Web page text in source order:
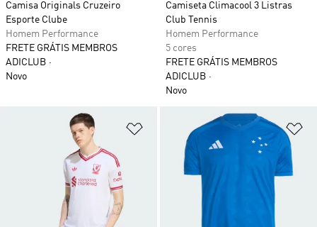
Camisa Originals Cruzeiro
Esporte Clube
Homem Performance
FRETE GRÁTIS MEMBROS
ADICLUB
Novo
Camiseta Climacool 3 Listras
Club Tennis
Homem Performance
5 cores
FRETE GRÁTIS MEMBROS
ADICLUB
Novo
Adicionar à Lista de Desejos